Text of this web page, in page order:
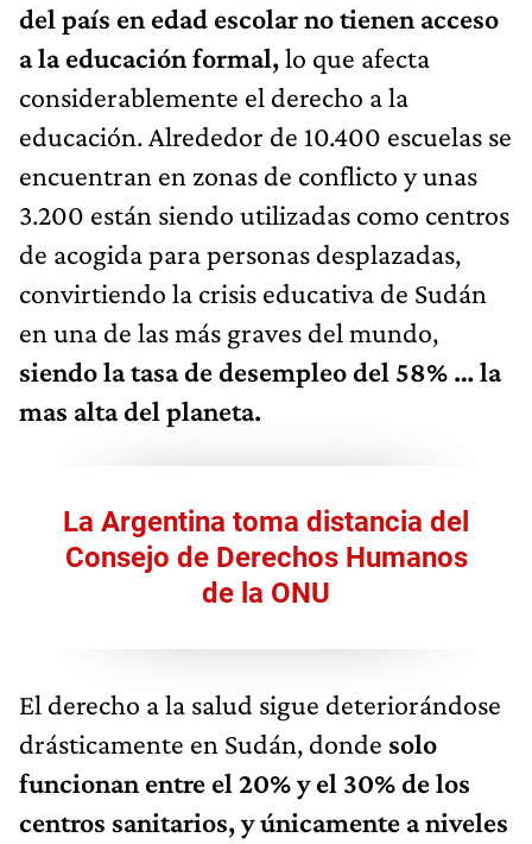
del país en edad escolar no tienen acceso
a la educación formal,lo que afecta
considerablemente el derecho a la
educación. Alrededor de 10.400 escuelas se
encuentran en zonas de conflicto y unas
3.200 están siendo utilizadas como centros
de acogida para personas desplazadas,
convirtiendo la crisis educativa de Sudán
en una de las más graves del mundo,
siendo la tasa de desempleo del 58% … la
mas alta del planeta.
La Argentina toma distancia del
Consejo de Derechos Humanos
de la ONU
El derecho a la salud sigue deteriorándose
drásticamente en Sudán, donde solo
funcionan entre el 20% y el 30% de los
centros sanitarios, y únicamente a niveles